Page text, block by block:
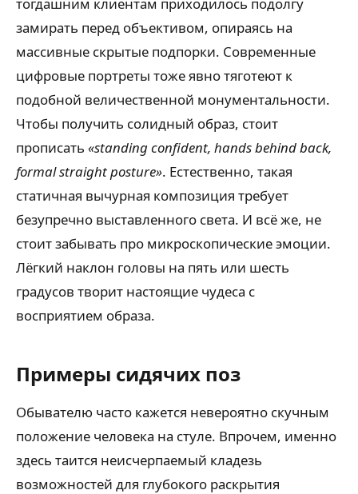
замирать перед объективом, опираясь на
массивные скрытые подпорки. Современные
цифровые портреты тоже явно тяготеют к
подобной величественной монументальности.
Чтобы получить солидный образ, стоит
прописать «standing confident, hands behind back,
formal straight posture». Естественно, такая
статичная вычурная композиция требует
безупречно выставленного света. И всё же, не
стоит забывать про микроскопические эмоции.
Лёгкий наклон головы на пять или шесть
градусов творит настоящие чудеса с
восприятием образа.
Примеры сидячих поз
Обывателю часто кажется невероятно скучным
положение человека на стуле. Впрочем, именно
здесь таится неисчерпаемый кладезь
возможностей для глубокого раскрытия